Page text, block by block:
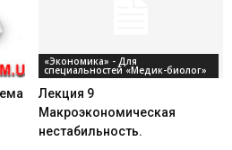
«Экономика» - Для
специальностей «Медик-биолог»
Лекция 9
Макроэкономическая
нестабильность.